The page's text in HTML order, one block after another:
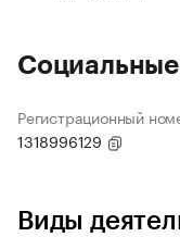
Регистрационный
1318996129
Виды